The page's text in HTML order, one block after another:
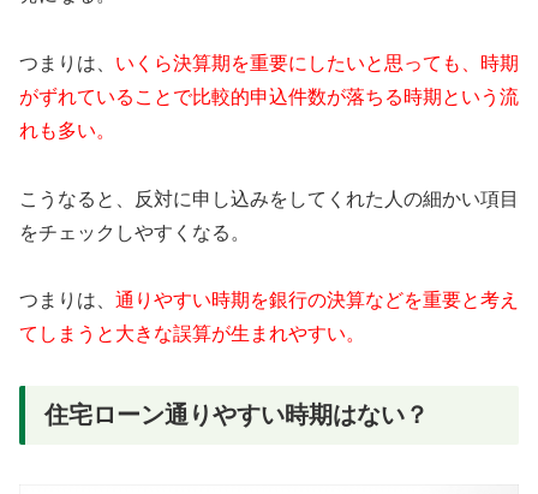
つまりは、 いくら決算期を重要にしたいと思っても、時期
がずれていることで比較的申込件数が落ちる時期という流
れも多い。
こうなると、反対に申し込みをしてくれた人の細かい項目
をチェックしやすくなる。
つまりは、 通りやすい時期を銀行の決算などを重要と考え
てしまうと大きな誤算が生まれやすい。
住宅ローン通りやすい時期はない？